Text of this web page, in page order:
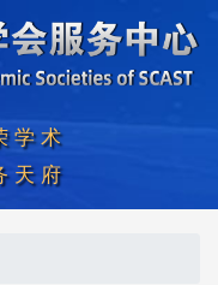
学术
天府